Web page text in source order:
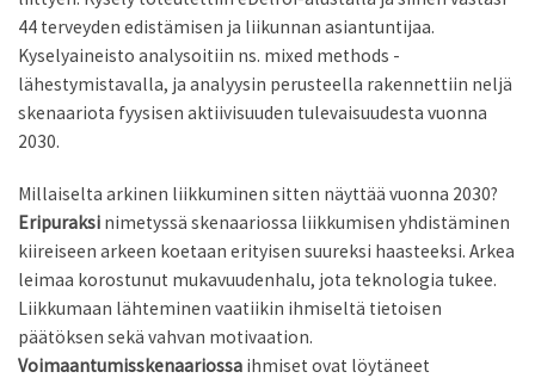
44 terveyden edistämisen ja liikunnan asiantuntijaa.
Kyselyaineisto analysoitiin ns. mixed methods -
lähestymistavalla, ja analyysin perusteella rakennettiin neljä
skenaariota fyysisen aktiivisuuden tulevaisuudesta vuonna
2030.
Millaiselta arkinen liikkuminen sitten näyttää vuonna 2030?
Eripuraksi nimetyssä skenaariossa liikkumisen yhdistäminen
kiireiseen arkeen koetaan erityisen suureksi haasteeksi. Arkea
leimaa korostunut mukavuudenhalu, jota teknologia tukee.
Liikkumaan lähteminen vaatiikin ihmiseltä tietoisen
päätöksen sekä vahvan motivaation.
Voimaantumisskenaariossa ihmiset ovat löytäneet